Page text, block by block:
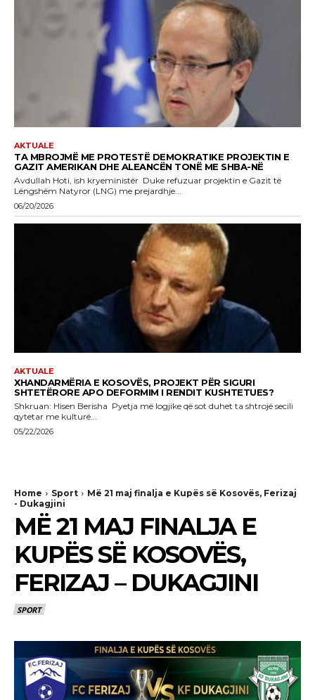
AKTUALE
TA MBROJMË ME PROTESTË DEMOKRATIKE PROJEKTIN E
GAZIT AMERIKAN DHE ALEANCËN TONË ME SHBA-NË
Avdullah Hoti, ish kryeministër Duke refuzuar projektin e Gazit të
Lëngshëm Natyror (LNG) me prejardhje...
06/20/2026
AKTUALE
XHANDARMËRIA E KOSOVËS, PROJEKT PËR SIGURI
SHTETËRORE APO DEFORMIM I RENDIT KUSHTETUES?
Shkruan: Hisen Berisha Pyetja më logjike që sot duhet ta shtrojë secili
qytetar me kulturë...
05/22/2026